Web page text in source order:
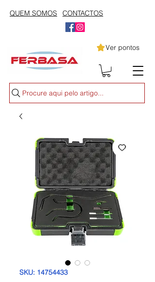
QUEM SOMOS CONTACTOS
Ver pontos
Procure aqui pelo artigo...
SKU: 14754433